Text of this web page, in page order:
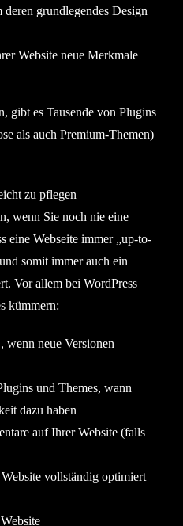
grundlegendes Design
Website neue Merkmale
gibt es Tausende von Plugins
als auch Premium-Themen)
zu pflegen
wenn Sie noch nie eine
eine Webseite immer „up-to-
somit immer auch ein
Vor allem bei WordPress
kümmern:
wenn neue Versionen
und Themes, wann
dazu haben
auf Ihrer Website (falls
vollständig optimiert